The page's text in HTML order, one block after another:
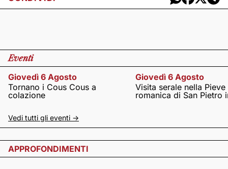
Eventi
Giovedì 6 Agosto
Tornano i Cous Cous a
colazione
Giovedì 6 Agosto
Visita serale nella Pieve
romanica di San Pietro
Vedi tutti gli eventi ->
APPROFONDIMENTI